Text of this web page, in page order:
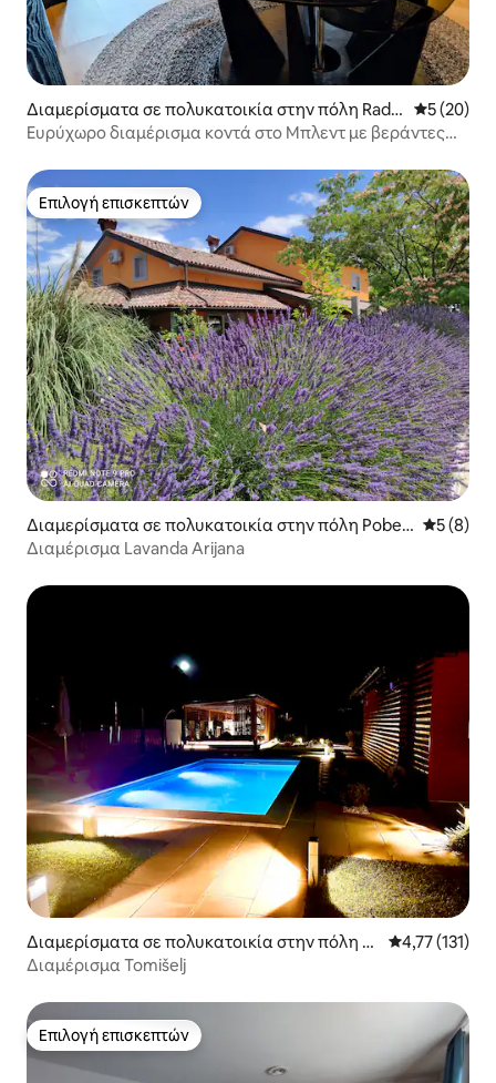
Διαμερίσματα σε πολυκατοικία στην πόλη Rado
vljica
Μέση
5 (20)
Ευρύχωρο διαμέρισμα κοντά στο Μπλεντ με βεράντες
Επιλογή επισκεπτών
Επιλογή επισκεπτών
Διαμερίσματα σε πολυκατοικία στην πόλη Pobeg
i
Μέση
5 (8)
Διαμέρισμα Lavanda Arijana
Διαμερίσματα σε πολυκατοικία στην πόλη Λι
ουμπλιάνα
Μέση
4,77 (131)
Διαμέρισμα Tomišelj
Επιλογή επισκεπτών
Επιλογή επισκεπτών